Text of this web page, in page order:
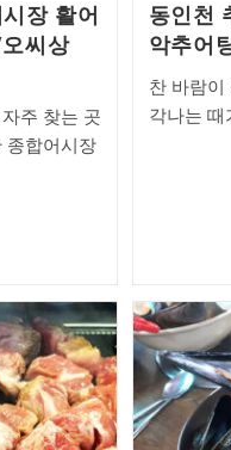
장 활어
씨상
주 찾는 곳
종합어시장
동인천
악추어
찬 바람이
각나는